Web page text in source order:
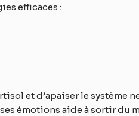
efficaces :
et d’apaiser le système
émotions aide à sortir du